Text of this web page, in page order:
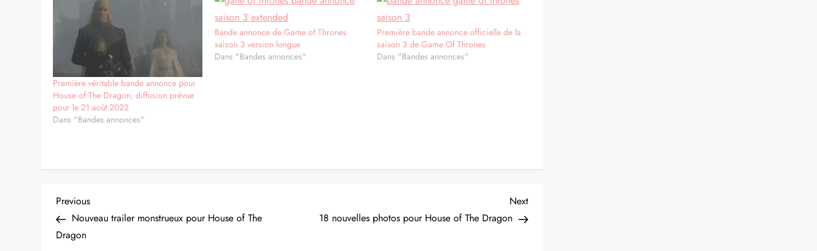
Première véritable bande annonce pour
House of The Dragon, diffusion prévue
pour le 21 août 2022
Dans "Bandes annonces"
Bande annonce de Game of Thrones
saison 3 version longue
Dans "Bandes annonces"
Première bande annonce officielle de la
saison 3 de Game Of Thrones
Dans "Bandes annonces"
N
a
Previous
Post
Previous
Nouveau trailer monstrueux pour House of The
Dragon
Next
Post
Next
18 nouvelles photos pour House of The Dragon